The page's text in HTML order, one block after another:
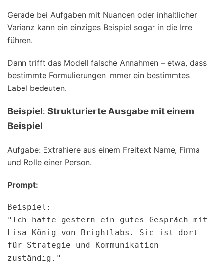
Gerade bei Aufgaben mit Nuancen oder inhaltlicher
Varianz kann ein einziges Beispiel sogar in die Irre
führen.
Dann trifft das Modell falsche Annahmen – etwa, dass
bestimmte Formulierungen immer ein bestimmtes
Label bedeuten.
Beispiel: Strukturierte Ausgabe mit einem
Beispiel
Aufgabe: Extrahiere aus einem Freitext Name, Firma
und Rolle einer Person.
Prompt:
Beispiel:
"Ich hatte gestern ein gutes Gespräch mit
Lisa König von Brightlabs. Sie ist dort
für Strategie und Kommunikation
zuständig."